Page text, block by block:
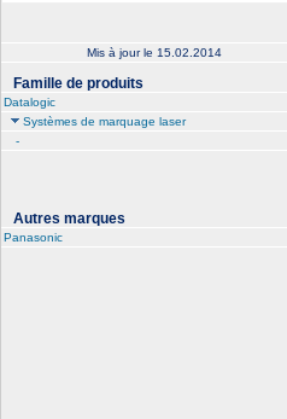
Mis à jour le 15.02.2014
Famille de produits
Datalogic
Systèmes de marquage laser
-
Autres marques
Panasonic